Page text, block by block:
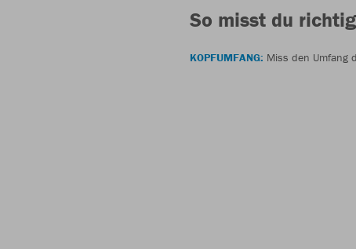
So misst du richtig
KOPFUMFANG: Miss den Umfang